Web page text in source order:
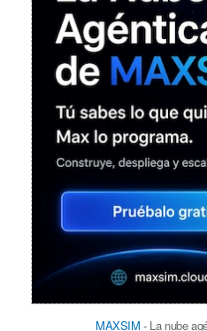
MAXSIM - La nube